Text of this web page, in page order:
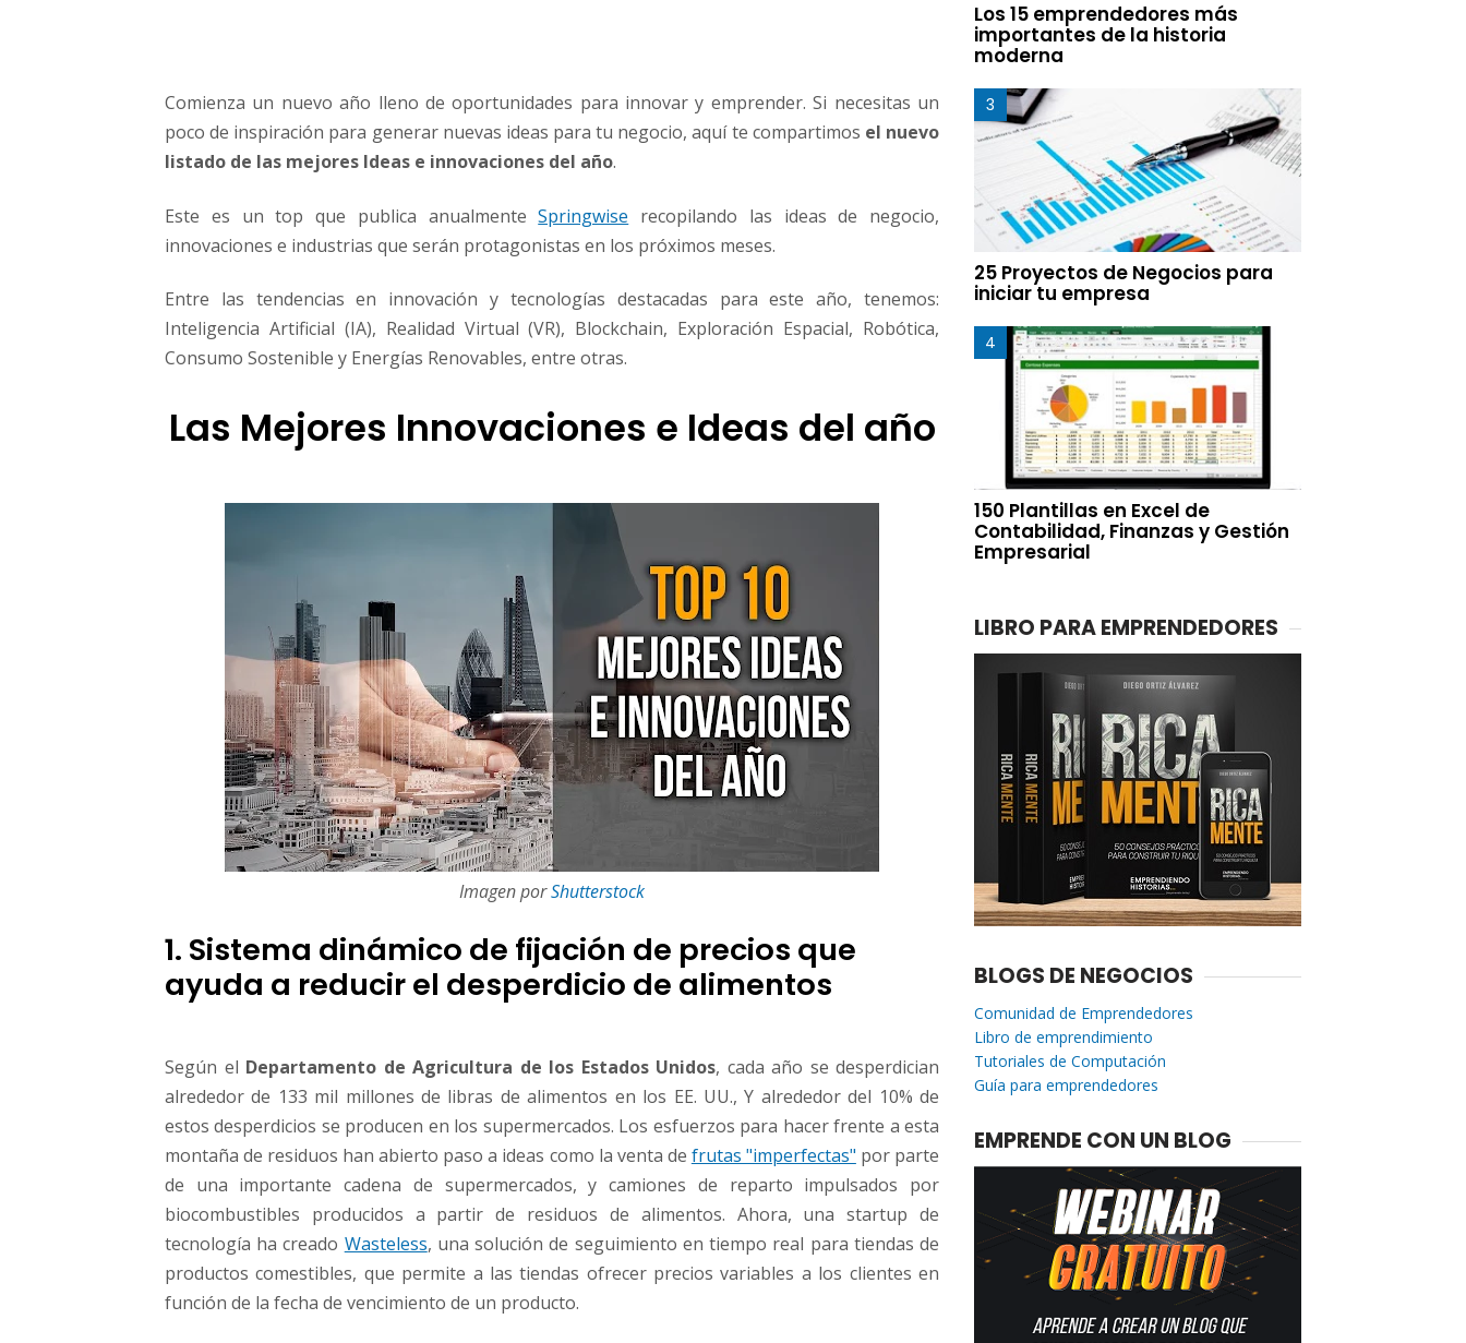
I
n
n
a
c
o
n
e
s
e
Comienza un nuevo año lleno de oportunidades para innovar y emprender. Si necesitas un
poco de inspiración para generar nuevas ideas para tu negocio, aquí te compartimos el nuevo
listado de las mejores Ideas e innovaciones del año.
Este es un top que publica anualmenteSpringwise recopilando las ideas de negocio,
innovaciones e industrias que serán protagonistas en los próximos meses.
Entre las tendencias en innovación y tecnologías destacadas para este año, tenemos:
Inteligencia Artificial (IA), Realidad Virtual (VR), Blockchain, Exploración Espacial, Robótica,
Consumo Sostenible y Energías Renovables, entre otras.
Las Mejores Innovaciones e Ideas del año
Imagen porShutterstock
1. Sistema dinámico de fijación de precios que
ayuda a reducir el desperdicio de alimentos
Según el Departamento de Agricultura de los Estados Unidos, cada año se desperdician
alrededor de 133 mil millones de libras de alimentos en los EE. UU., Y alrededor del 10% de
estos desperdicios se producen en los supermercados. Los esfuerzos para hacer frente a esta
montaña de residuos han abierto paso a ideas como la venta de frutas "imperfectas" por parte
de una importante cadena de supermercados, y camiones de reparto impulsados ​​por
biocombustibles producidos a partir de residuos de alimentos. Ahora, una startup de
tecnología ha creado Wasteless, una solución de seguimiento en tiempo real para tiendas de
productos comestibles, que permite a las tiendas ofrecer precios variables a los clientes en
función de la fecha de vencimiento de un producto.
Los 15 emprendedores más
importantes de la historia
moderna
25 Proyectos de Negocios para
iniciar tu empresa
150 Plantillas en Excel de
Contabilidad, Finanzas y Gestión
Empresarial
LIBRO PARA EMPRENDEDORES
BLOGS DE NEGOCIOS
Comunidad de Emprendedores
Libro de emprendimiento
Tutoriales de Computación
Guía para emprendedores
EMPRENDE CON UN BLOG